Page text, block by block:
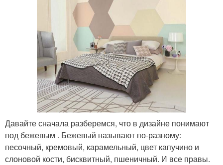
Давайте сначала разберемся, что в дизайне понимают
под бежевым . Бежевый называют по-разному:
песочный, кремовый, карамельный, цвет капучино и
слоновой кости, бисквитный, пшеничный. И все правы.